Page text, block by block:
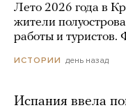
Лето 2026 года в
жители
работы и туристов.
ИСТОРИИ день назад
Испания ввела